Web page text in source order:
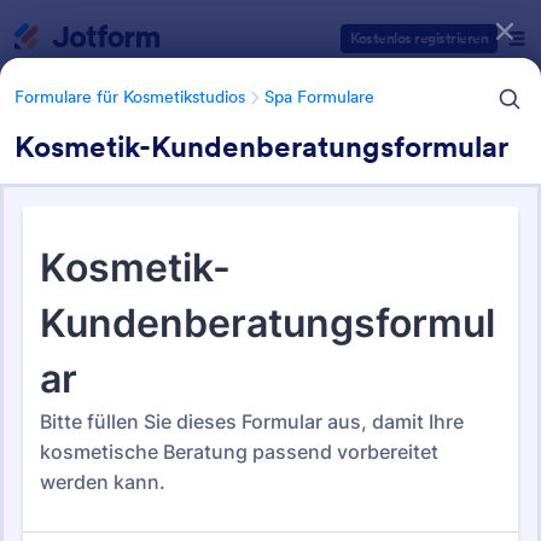
Kostenlos registrieren
Formulare für Kosmetikstudios Spa Formulare
Kosmetik-Kundenberatungsformular
Formulare für Kosmetikstudios
Spa Formulare
Formularvorlagen Kategorien